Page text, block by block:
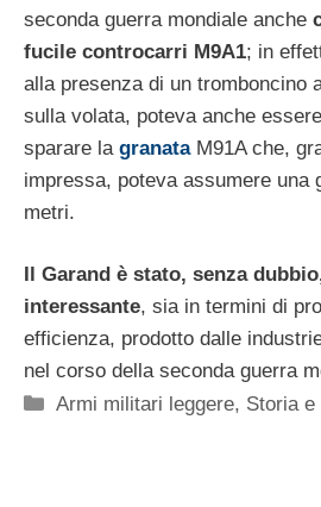
seconda guerra mondiale anche
fucile controcarri M9A1; in
alla presenza di un tromboncino
sulla volata, poteva anche
sparare la granataM91A che,
impressa, poteva assumere una
metri.
Il Garand è stato, senza
interessante, sia in termini di
efficienza, prodotto dalle
nel corso della seconda guerra
Categorie
Armi militari leggere, Storia e